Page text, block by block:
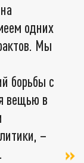
одних
Мы
борьбы с
вещью в
–